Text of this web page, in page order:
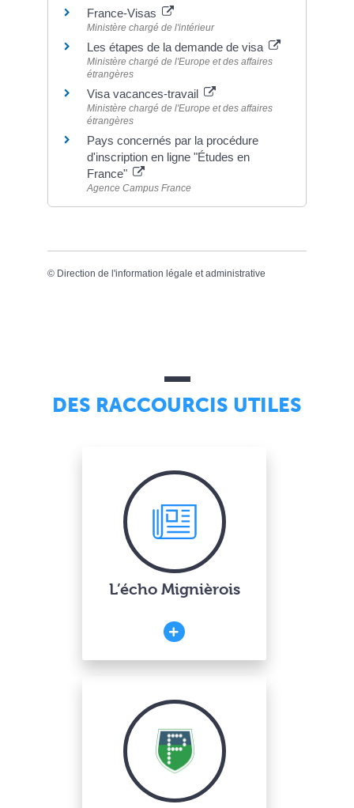
France-Visas
Ministère chargé de l'intérieur
Les étapes de la demande de visa
Ministère chargé de l'Europe et des affaires
étrangères
Visa vacances-travail
Ministère chargé de l'Europe et des affaires
étrangères
Pays concernés par la procédure
d'inscription en ligne "Études en
France"
Agence Campus France
© Direction de l'information légale et administrative
DES RACCOURCIS UTILES
L’écho Mignièrois